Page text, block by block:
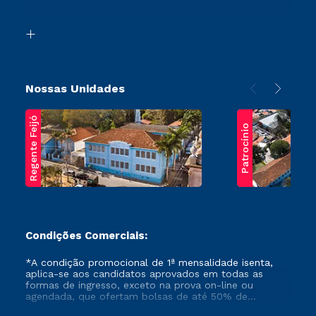
Transferência
Nossas Unidades
Regente Feijó Patrocínio
Condições Comerciais:
*A condição promocional de 1ª mensalidade isenta,
aplica-se aos candidatos aprovados em todas as
formas de ingresso, exceto na prova on-line ou
agendada, que ofertam bolsas de até 50% de